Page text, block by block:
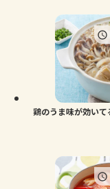
トーク
よくあ
お買い物
鶏のうま味が効いて